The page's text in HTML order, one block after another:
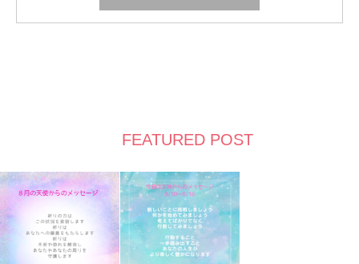
FEATURED POST